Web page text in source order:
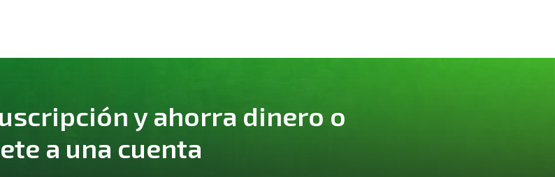
y ahorra dinero o
a una cuenta